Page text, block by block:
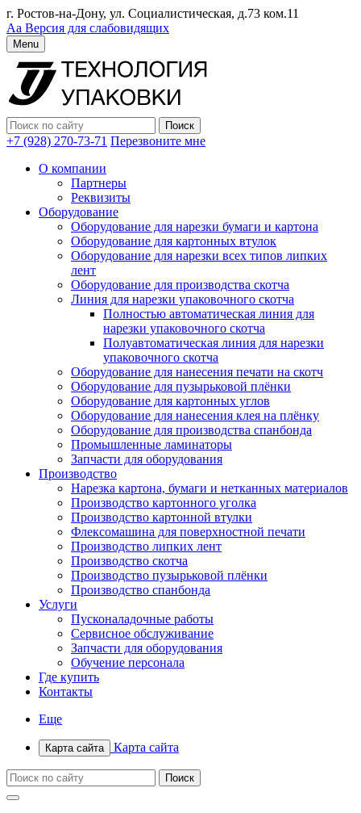
г. Ростов-на-Дону, ул. Социалистическая, д.73 ком.11
Аа Версия для слабовидящих
Menu
+7 (928) 270-73-71 Перезвоните мне
О компании
Партнеры
Реквизиты
Оборудование
Оборудование для нарезки бумаги и картона
Оборудование для картонных втулок
Оборудование для нарезки всех типов липких
лент
Оборудование для производства скотча
Линия для нарезки упаковочного скотча
Полностью автоматическая линия для
нарезки упаковочного скотча
Полуавтоматическая линия для нарезки
упаковочного скотча
Оборудование для нанесения печати на скотч
Оборудование для пузырьковой плёнки
Оборудование для картонных углов
Оборудование для нанесения клея на плёнку
Оборудование для производства спанбонда
Промышленные ламинаторы
Запчасти для оборудования
Производство
Нарезка картона, бумаги и нетканных материалов
Производство картонного уголка
Производство картонной втулки
Флексомашина для поверхностной печати
Производство липких лент
Производство скотча
Производство пузырьковой плёнки
Производство спанбонда
Услуги
Пусконаладочные работы
Сервисное обслуживание
Запчасти для оборудования
Обучение персонала
Где купить
Контакты
Еще
Карта сайта Карта сайта